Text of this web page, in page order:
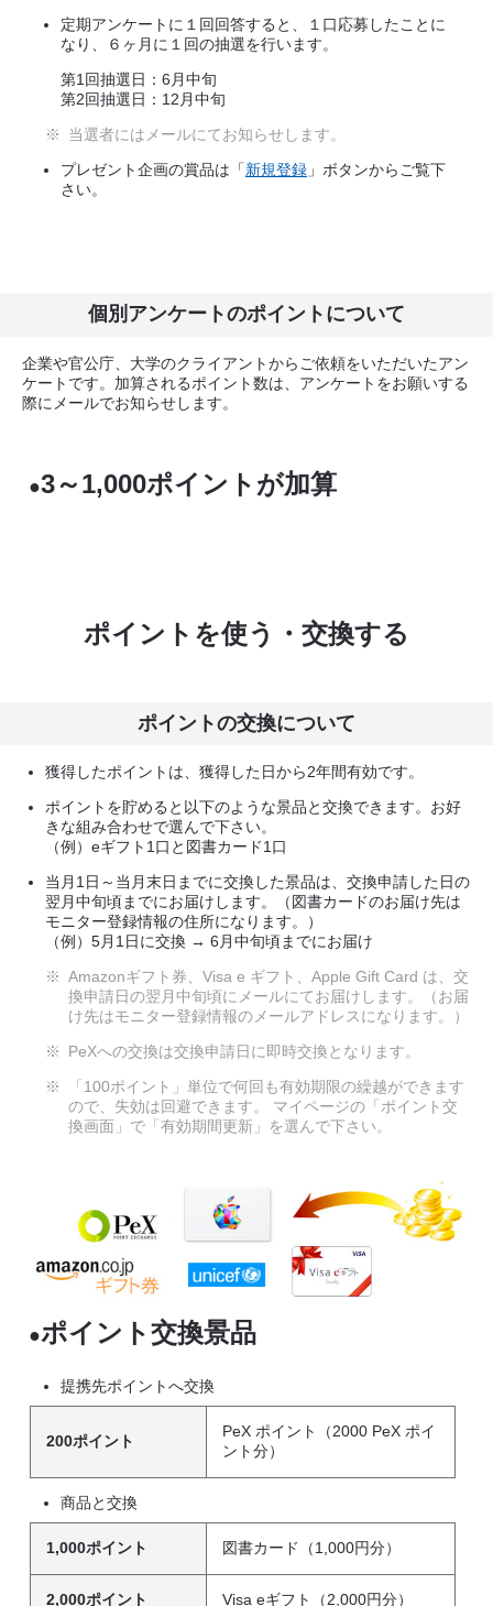
定期アンケートに１回回答すると、１口応募したことに
なり、６ヶ月に１回の抽選を行います。
第1回抽選日：6月中旬
第2回抽選日：12月中旬
※
当選者にはメールにてお知らせします。
プレゼント企画の賞品は「新規登録 」ボタンからご覧下
さい。
個別アンケートのポイントについて
企業や官公庁、大学のクライアントからご依頼をいただいたアン
ケートです。加算されるポイント数は、アンケートをお願いする
際にメールでお知らせします。
●3～1,000ポイントが加算
ポイントを使う・交換する
ポイントの交換について
獲得したポイントは、獲得した日から2年間有効です。
ポイントを貯めると以下のような景品と交換できます。お好
きな組み合わせで選んで下さい。
（例）eギフト1口と図書カード1口
当月1日～当月末日までに交換した景品は、交換申請した日の
翌月中旬頃までにお届けします。（図書カードのお届け先は
モニター登録情報の住所になります。）
（例）5月1日に交換 → 6月中旬頃までにお届け
※ Amazonギフト券、Visa e ギフト、Apple Gift Card は、交
換申請日の翌月中旬頃にメールにてお届けします。（お届
け先はモニター登録情報のメールアドレスになります。）
※
PeXへの交換は交換申請日に即時交換となります。
※
「100ポイント」単位で何回も有効期限の繰越ができます
ので、失効は回避できます。 マイページの「ポイント交
換画面」で「有効期間更新」を選んで下さい。
●ポイント交換景品
提携先ポイントへ交換
200ポイント
PeX ポイント（2000 PeX ポイ
ント分）
商品と交換
1,000ポイント 図書カード（1,000円分）
2,000ポイント Visa eギフト（2,000円分）